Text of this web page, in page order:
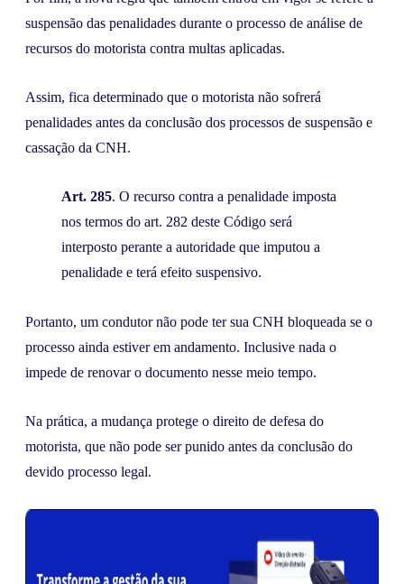
suspensão das penalidades durante o processo de análise de
recursos do motorista contra multas aplicadas.
Assim, fica determinado que o motorista não sofrerá
penalidades antes da conclusão dos processos de suspensão e
cassação da CNH.
Art. 285. O recurso contra a penalidade imposta
nos termos do art. 282 deste Código será
interposto perante a autoridade que imputou a
penalidade e terá efeito suspensivo.
Portanto, um condutor não pode ter sua CNH bloqueada se o
processo ainda estiver em andamento. Inclusive nada o
impede de renovar o documento nesse meio tempo.
Na prática, a mudança protege o direito de defesa do
motorista, que não pode ser punido antes da conclusão do
devido processo legal.